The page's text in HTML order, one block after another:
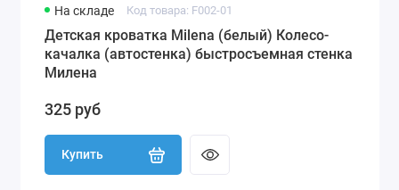
На складе Код товара: F002-01
Детская кроватка Milena (белый) Колесо-
качалка (автостенка) быстросъемная стенка
Милена
325 руб
Купить